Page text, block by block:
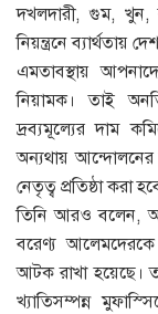
দখলদারী, গুম, খুন,
নিয়ন্ত্রনে ব্যার্থতায়
এমতাবস্থায়
নিয়ামক। তাই
দ্রব্যমূল্যের দাম
অন্যথায় আন্দোলনের
নেতৃত্ব প্রতিষ্ঠা করা
তিনি আরও বলেন,
বরেণ্য আলেমদেরকে
আটক রাখা হয়েছে।
খ্যাতিসম্পন্ন